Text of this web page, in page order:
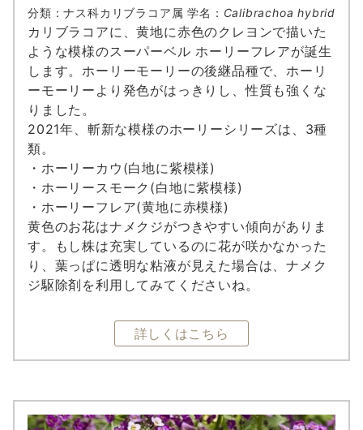
分類：ナス科カリブラコア属 学名： Calibrachoa hybrid
カリブラコアに、黄地に赤色のクレヨンで描いた
ような模様のスーパーベル ホーリーフレアが誕生
します。ホーリーモーリーの後継品種で、ホーリ
ーモーリーより発色がはっきりし、性質も強くな
りました。
2021年、斬新な模様のホーリーシリーズは、3種
類。
・ホーリーカウ(白地に紫模様)
・ホーリースモーク(白地に紫模様)
・ホーリーフレア(黄地に赤模様)
黄色のお花はナメクジがつきやすい傾向がありま
す。もし株は充実しているのに花が咲かなかった
り、葉っぱに透明な粘液が見えた場合は、ナメク
ジ駆除剤を利用してみてくださいね。
詳しくはこちら